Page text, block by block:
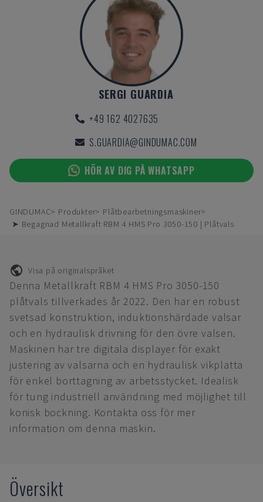
SERGI GUARDIA
+49 162 4027635
S.GUARDIA@GINDUMAC.COM
HÖR AV DIG PÅ WHATSAPP
GINDUMAC Produkter
Plåtbearbetningsmaskiner
➤ Begagnad Metallkraft RBM 4 HMS Pro 3050-150 | Plåtvals
Visa på originalspråket
Denna Metallkraft RBM 4 HMS Pro 3050-150
plåtvals tillverkades år 2022. Den har en robust
svetsad konstruktion, induktionshärdade valsar
och en hydraulisk drivning för den övre valsen.
Maskinen har tre digitala displayer för exakt
justering av valsarna och en hydraulisk vikplatta
för enkel borttagning av arbetsstycket. Idealisk
för tung industriell användning med möjlighet till
konisk bockning. Kontakta oss för mer
information om denna maskin.
Översikt